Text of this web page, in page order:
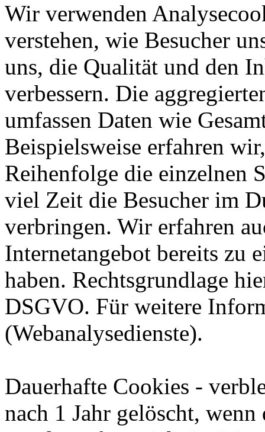
Wir verwenden
verstehen, wie Besucher
uns, die Qualität und den
verbessern. Die
umfassen Daten wie
Beispielsweise erfahren
Reihenfolge die einzelnen
viel Zeit die Besucher im
verbringen. Wir erfahren
Internetangebot bereits zu
haben. Rechtsgrundlage
DSGVO. Für weitere
(Webanalysedienste).
Dauerhafte Cookies -
nach 1 Jahr gelöscht,